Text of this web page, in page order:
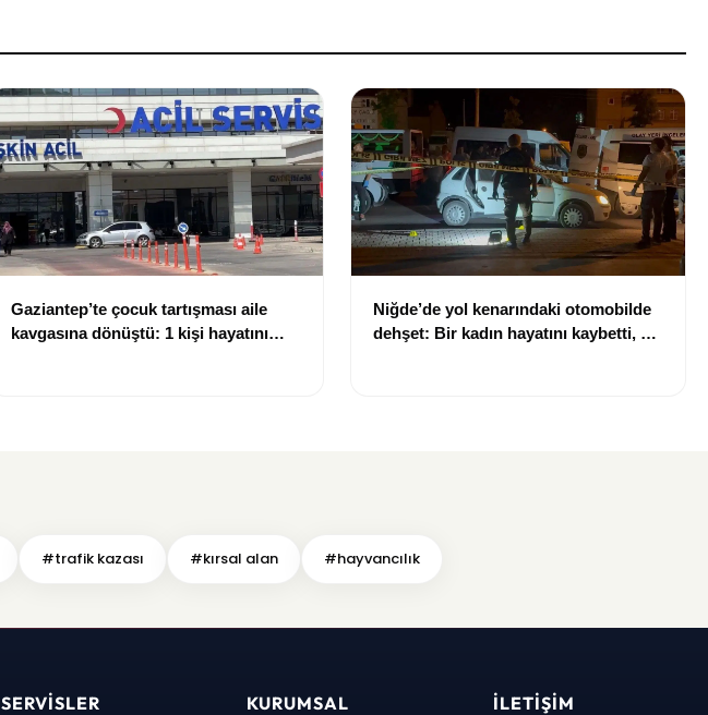
Gaziantep’te çocuk tartışması aile
kavgasına dönüştü: 1 kişi hayatını
Niğde’de yol kenarındaki otomobilde
dehşet: Bir kadın hayatını kaybetti, bir
#trafik kazası #kırsal alan #hayvancılık
SERVISLER KURUMSAL İLETIŞIM